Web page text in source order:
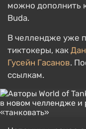
можно дополнить
Buda.
В челлендже уже
тиктокеры, как
Гусейн Гасанов.
ссылкам.